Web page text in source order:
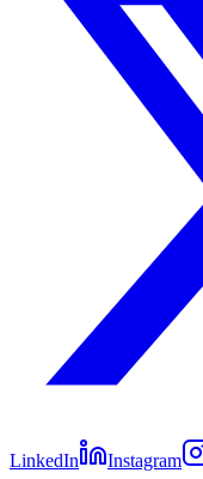
LinkedIn Instagram